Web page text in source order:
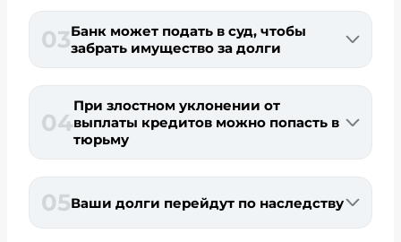
03Банк может подать в суд, чтобы
забрать имущество за долги
04
При злостном уклонении от
выплаты кредитов можно попасть в
тюрьму
05Ваши долги перейдут по наследству